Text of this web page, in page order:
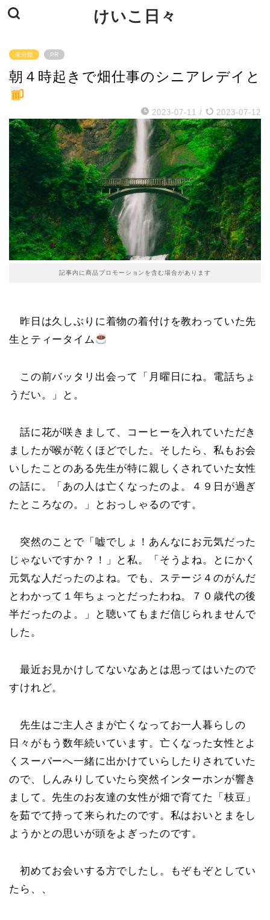
けいこ日々
未分類 PR
朝４時起きで畑仕事のシニアレデイと
2023-07-11 / 2023-07-12
記事内に商品プロモーションを含む場合があります
昨日は久しぶりに着物の着付けを教わっていた先
生とティータイム
この前バッタリ出会って「月曜日にね。電話ちょ
うだい。」と。
話に花が咲きまして、コーヒーを入れていただき
ましたが喉が乾くほどでした。そしたら、私もお会
いしたことのある先生が特に親しくされていた女性
の話に。「あの人は亡くなったのよ。４９日が過ぎ
たところなの。」とおっしゃるのです。
突然のことで「嘘でしょ！あんなにお元気だった
じゃないですか？！」と私。「そうよね。とにかく
元気な人だったのよね。でも、ステージ４のがんだ
とわかって１年ちょっとだったわね。７０歳代の後
半だったのよ。」と聴いてもまだ信じられませんで
した。
最近お見かけしてないなあとは思ってはいたので
すけれど。
先生はご主人さまが亡くなってお一人暮らしの
日々がもう数年続いています。亡くなった女性とよ
くスーパーへ一緒に出かけていらしたりされていた
ので、しんみりしていたら突然インターホンが響き
まして。先生のお友達の女性が畑で育てた「枝豆」
を茹でて持って来られたのです。私はおいとまをし
ようかとの思いが頭をよぎったのです。
初めてお会いする方でしたし。もぞもぞとしてい
たら、、